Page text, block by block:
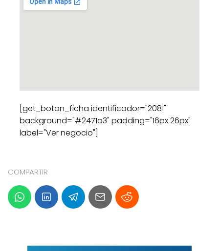
[get_boton_ficha identificador="2081"
background="#2471a3" padding="16px 26px"
label="Ver negocio"]
COMPARTIR